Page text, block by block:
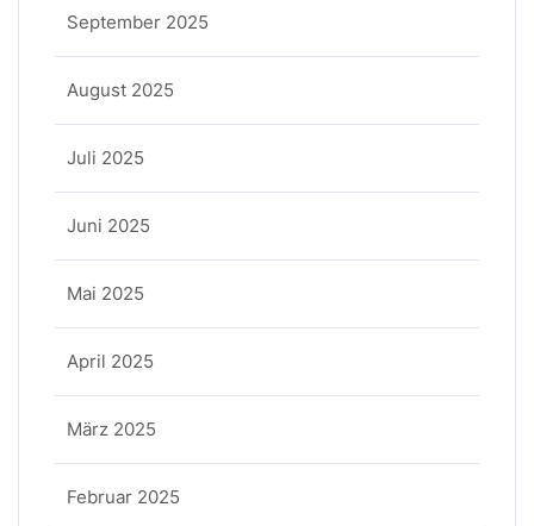
September 2025
August 2025
Juli 2025
Juni 2025
Mai 2025
April 2025
März 2025
Februar 2025